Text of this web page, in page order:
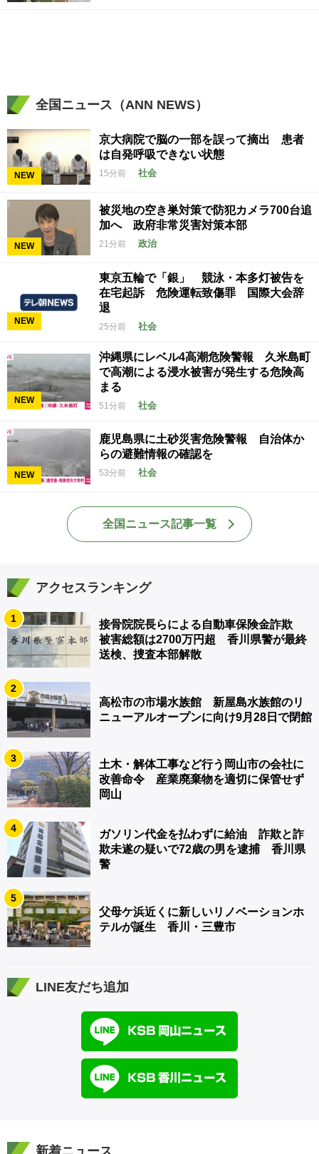
全国ニュース（ANN NEWS）
NEW
京大病院で脳の一部を誤って摘出 患者
は自発呼吸できない状態
15分前 社会
NEW
被災地の空き巣対策で防犯カメラ700台追
加へ 政府非常災害対策本部
21分前 政治
NEW
東京五輪で「銀」 競泳・本多灯被告を
在宅起訴 危険運転致傷罪 国際大会辞
退
25分前 社会
NEW
沖縄県にレベル4高潮危険警報 久米島町
で高潮による浸水被害が発生する危険高
まる
51分前 社会
NEW
鹿児島県に土砂災害危険警報 自治体か
らの避難情報の確認を
53分前 社会
全国ニュース記事一覧
アクセスランキング
1
接骨院院長らによる自動車保険金詐欺
被害総額は2700万円超 香川県警が最終
送検、捜査本部解散
2
高松市の市場水族館 新屋島水族館のリ
ニューアルオープンに向け9月28日で閉館
3
土木・解体工事など行う岡山市の会社に
改善命令 産業廃棄物を適切に保管せず
岡山
4
ガソリン代金を払わずに給油 詐欺と詐
欺未遂の疑いで72歳の男を逮捕 香川県
警
5
父母ケ浜近くに新しいリノベーションホ
テルが誕生 香川・三豊市
LINE友だち追加
新着ニュース